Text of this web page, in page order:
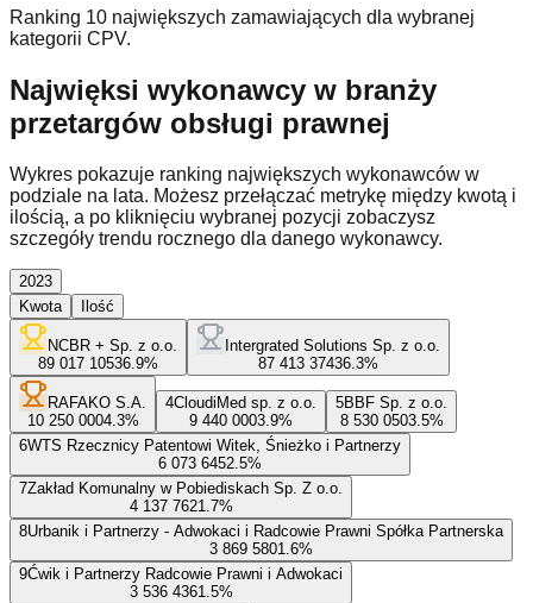
Ranking 10 największych zamawiających dla wybranej
kategorii CPV.
Najwięksi wykonawcy w branży
przetargów obsługi prawnej
Wykres pokazuje ranking największych wykonawców w
podziale na lata. Możesz przełączać metrykę między kwotą i
ilością, a po kliknięciu wybranej pozycji zobaczysz
szczegóły trendu rocznego dla danego wykonawcy.
2023
Kwota
Ilość
NCBR + Sp. z o.o.
89 017 10536.9%
Intergrated Solutions Sp. z o.o.
87 413 37436.3%
RAFAKO S.A.
10 250 0004.3%
4CloudiMed sp. z o.o.
9 440 0003.9%
5BBF Sp. z o.o.
8 530 0503.5%
6WTS Rzecznicy Patentowi Witek, Śnieżko i Partnerzy
6 073 6452.5%
7Zakład Komunalny w Pobiediskach Sp. Z o.o.
4 137 7621.7%
8Urbanik i Partnerzy - Adwokaci i Radcowie Prawni Spółka Partnerska
3 869 5801.6%
9Ćwik i Partnerzy Radcowie Prawni i Adwokaci
3 536 4361.5%